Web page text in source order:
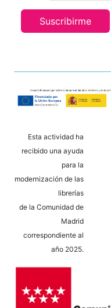
Suscribirme
Esta actividad ha
recibido una ayuda
para la
modernización de las
librerías
de la Comunidad de
Madrid
correspondiente al
año 2025.